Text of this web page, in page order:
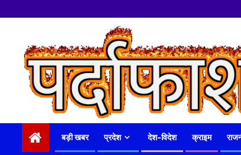
हमारे
content
बड़ी खबर प्रदेश देश-विदेश क्राइम